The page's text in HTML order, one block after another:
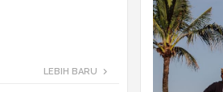
LEBIH BARU